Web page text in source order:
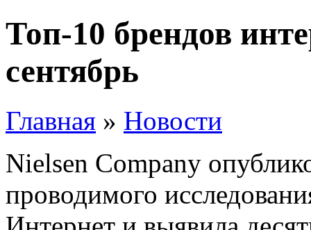
Топ-10 брендов
сентябрь
Главная » Новости
Nielsen Company
проводимого